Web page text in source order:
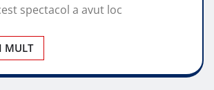
spectacol a avut loc
MULT